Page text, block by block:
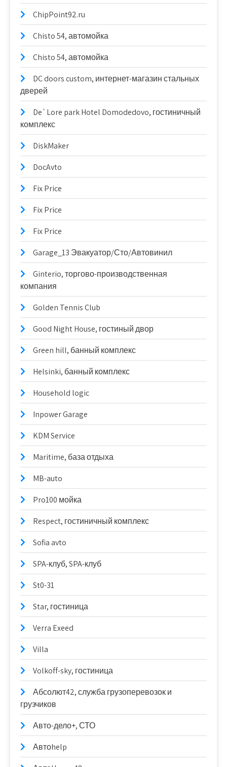
ChipPoint92.ru
Chisto 54, автомойка
Chisto 54, автомойка
DC doors custom, интернет-магазин стальных
дверей
De`Lore park Hotel Domodedovo, гостиничный
комплекс
DiskMaker
DocAvto
Fix Price
Fix Price
Fix Price
Garage_13 Эвакуатор/Сто/Автовинил
Ginterio, торгово-производственная
компания
Golden Tennis Club
Good Night House, гостиный двор
Green hill, банный комплекс
Helsinki, банный комплекс
Household logic
Inpower Garage
KDM Service
Maritime, база отдыха
MB-auto
Pro100 мойка
Respect, гостиничный комплекс
Sofia avto
SPA-клуб, SPA-клуб
St0-31
Star, гостиница
Verra Exeed
Villa
Volkoff-sky, гостиница
Абсолют42, служба грузоперевозок и
грузчиков
Авто-дело+, СТО
Автоhelp